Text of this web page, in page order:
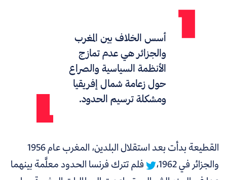
أسس الخلاف بين المغرب
والجزائر هي عدم تمازج
الأنظمة السياسية والصراع
حول زعامة شمال إفريقيا
ومشكلة ترسيم الحدود.
القطيعة بدأت بعد استقلال البلدين، المغرب عام 1956
والجزائر في 1962،
فلم تترك فرنسا الحدود معلَّمة بينهما